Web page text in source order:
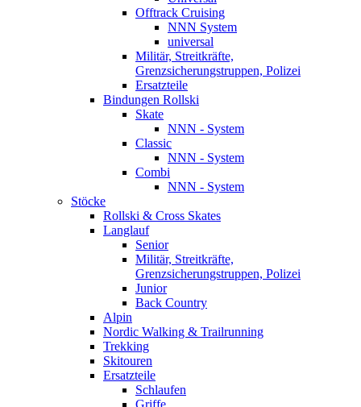
Offtrack Cruising
NNN System
universal
Militär, Streitkräfte,
Grenzsicherungstruppen, Polizei
Ersatzteile
Bindungen Rollski
Skate
NNN - System
Classic
NNN - System
Combi
NNN - System
Stöcke
Rollski & Cross Skates
Langlauf
Senior
Militär, Streitkräfte,
Grenzsicherungstruppen, Polizei
Junior
Back Country
Alpin
Nordic Walking & Trailrunning
Trekking
Skitouren
Ersatzteile
Schlaufen
Griffe